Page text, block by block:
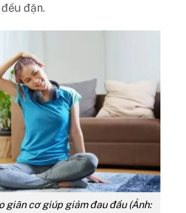
đặn.
giãn cơ giúp giảm đau đầu (Ảnh: